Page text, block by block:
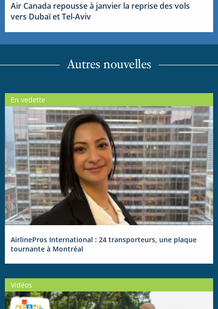
Air Canada repousse à janvier la reprise des vols
vers Dubaï et Tel-Aviv
Autres nouvelles
En vedette
AirlinePros International : 24 transporteurs, une plaque
tournante à Montréal
Vidéos